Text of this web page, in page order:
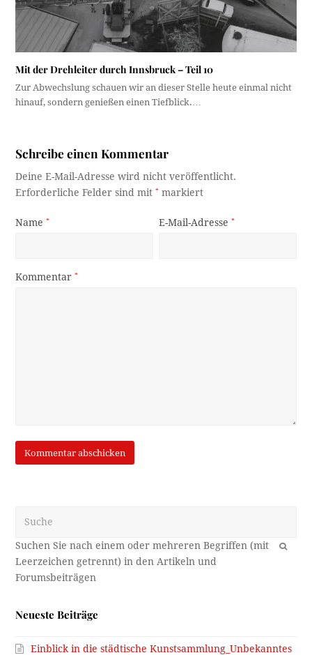
Mit der Drehleiter durch Innsbruck – Teil 10
Zur Abwechslung schauen wir an dieser Stelle heute einmal nicht
hinauf, sondern genießen einen Tiefblick.…
Schreibe einen Kommentar
Deine E-Mail-Adresse wird nicht veröffentlicht.
Erforderliche Felder sind mit* markiert
Name* E-Mail-Adresse*
Kommentar*
OK
Neueste Beiträge
Einblick in die städtische Kunstsammlung_Unbekanntes